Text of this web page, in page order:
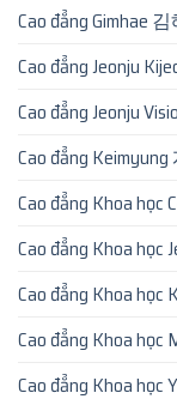
Cao đẳng Gimhae
Cao đẳng Jeonju
Cao đẳng Jeonju
Cao đẳng
Cao đẳng Khoa
Cao đẳng Khoa
Cao đẳng Khoa
Cao đẳng Khoa
Cao đẳng Khoa